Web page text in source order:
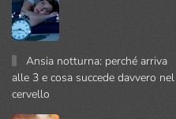
Ansia notturna: perché arriva
alle 3 e cosa succede davvero nel
cervello